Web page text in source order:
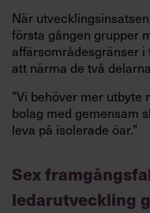
När
första gången grupper
affärsområdesgränser i
att närma de två
”Vi behöver mer
bolag med gemensam
leva på isolerade öar.”
Sex
ledarutveckling